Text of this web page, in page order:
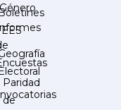
Género
Paridad
de